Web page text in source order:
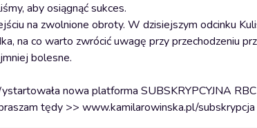
aby osiągnąć sukces.
na zwolnione obroty. W dzisiejszym odcinku
na co warto zwrócić uwagę przy przechodzeniu
bolesne.
nowa platforma SUBSKRYPCYJNA
tędy >> www.kamilarowinska.pl/subskrypcja